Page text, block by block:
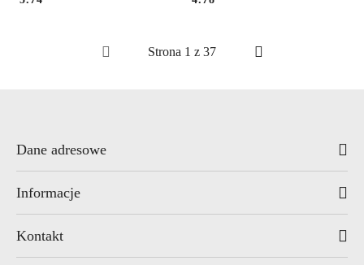
Cena: Cena:
Dane adresowe
Informacje
Kontakt